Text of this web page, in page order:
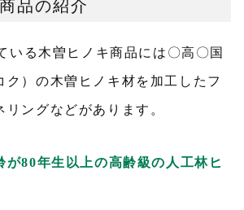
品の紹介
いる木曽ヒノキ商品には〇高〇国
ク）の木曽ヒノキ材を加工したフ
リングなどがあります。
が80年生以上の高齢級の人工林ヒ